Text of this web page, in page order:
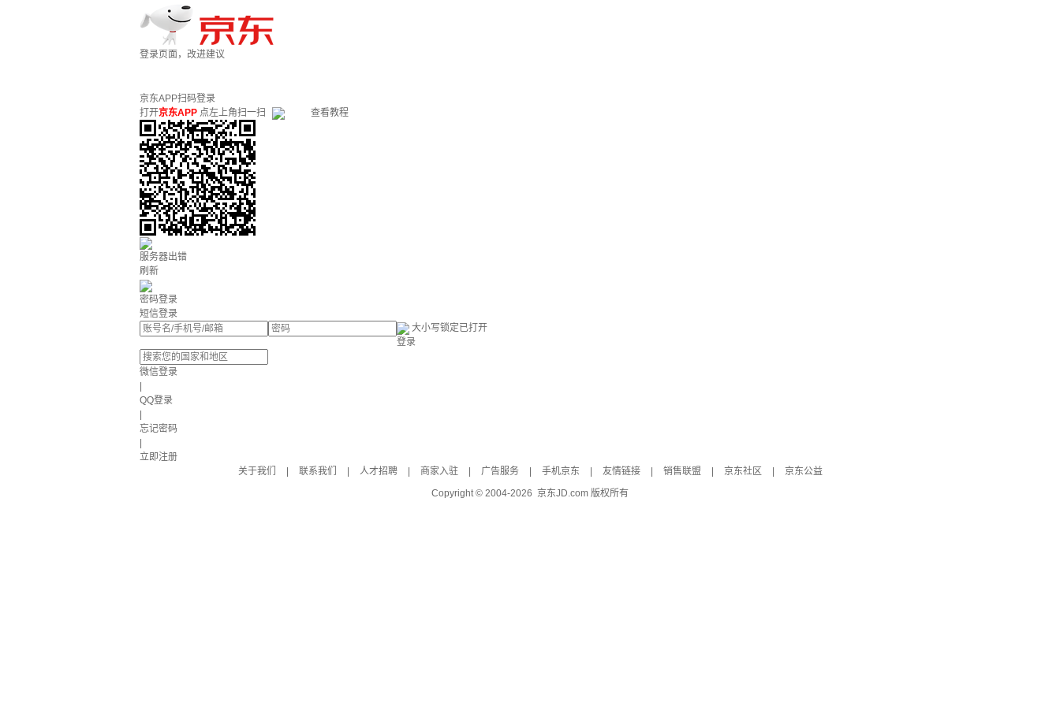
登录页面，改进建议
京东APP扫码登录
打开京东APP 点左上角扫一扫 查看教程
服务器出错
刷新
密码登录
短信登录
大小写锁定已打开
登录
微信登录
QQ登录
忘记密码
立即注册
关于我们
联系我们 人才招聘 商家入驻 广告服务 手机京东 友情链接 销售联盟 京东社区
京东公益
Copyright © 2004-2026 京东JD.com 版权所有